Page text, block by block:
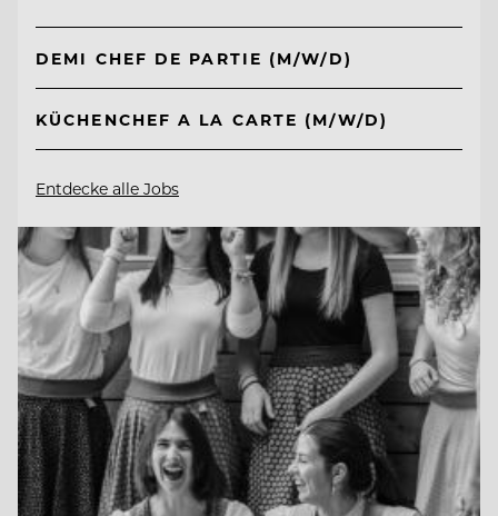
DEMI CHEF DE PARTIE (M/W/D)
KÜCHENCHEF A LA CARTE (M/W/D)
Entdecke alle Jobs